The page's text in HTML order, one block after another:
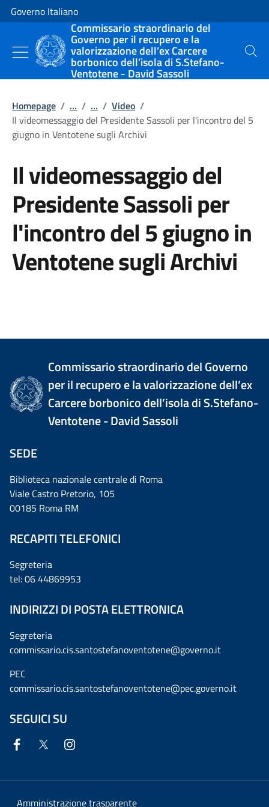
Vai al contenuto
Vai alla navigazione del sito
Governo Italiano
Commissario straordinario del
Governo per il recupero e la
valorizzazione dell’ex Carcere
borbonico dell’isola di S.Stefano-
Ventotene - David Sassoli
Cerca
Homepage / ... / ... / Video /
Il videomessaggio del Presidente Sassoli per l'incontro del 5
giugno in Ventotene sugli Archivi
Il videomessaggio del
Presidente Sassoli per
l'incontro del 5 giugno in
Ventotene sugli Archivi
Commissario straordinario del Governo
per il recupero e la valorizzazione dell’ex
Carcere borbonico dell’isola di S.Stefano-
Ventotene - David Sassoli
SEDE
Biblioteca nazionale centrale di Roma
Viale Castro Pretorio, 105
00185 Roma RM
RECAPITI TELEFONICI
Segreteria
tel: 06 44869953
INDIRIZZI DI POSTA ELETTRONICA
Segreteria
commissario.cis.santostefanoventotene@governo.it
PEC
commissario.cis.santostefanoventotene@pec.governo.it
SEGUICI SU
Amministrazione trasparente